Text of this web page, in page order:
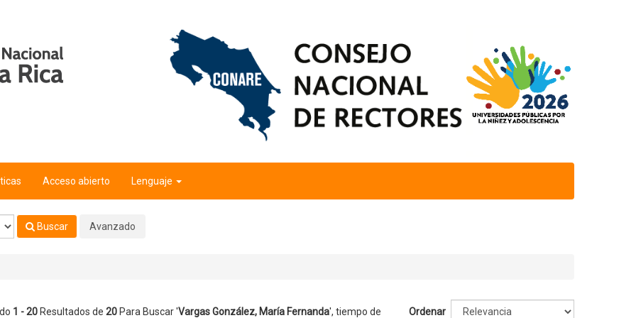
Acceso abierto Lenguaje
Buscar Avanzado
1 - 20Resultados de 20Para Buscar 'Vargas González, María Fernanda', tiempo de
Ordenar